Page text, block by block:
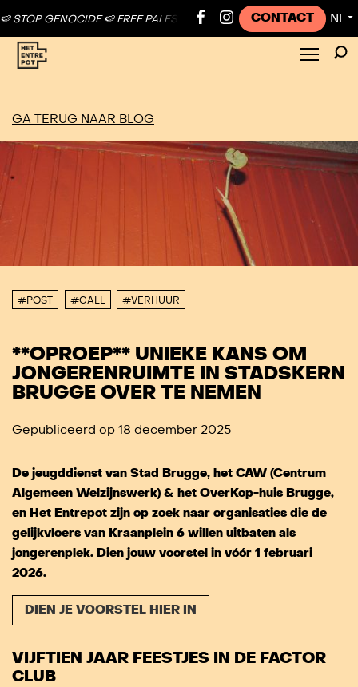
GENOCIDE 🍉 FREE PALESTINE ● 🍉 STOP GENOCIDE 🍉 FREE
CONTACT NL ▼
GA TERUG NAAR BLOG
#POST #CALL #VERHUUR
**OPROEP** UNIEKE KANS OM
JONGERENRUIMTE IN STADSKERN
BRUGGE OVER TE NEMEN
Gepubliceerd op 18 december 2025
De jeugddienst van Stad Brugge, het CAW (Centrum
Algemeen Welzijnswerk) & het OverKop-huis Brugge,
en Het Entrepot zijn op zoek naar organisaties die de
gelijkvloers van Kraanplein 6 willen uitbaten als
jongerenplek. Dien jouw voorstel in vóór 1 februari
2026.
DIEN JE VOORSTEL HIER IN
VIJFTIEN JAAR FEESTJES IN DE FACTOR
CLUB